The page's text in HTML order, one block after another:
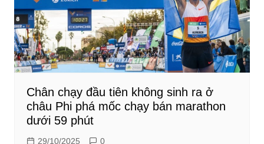
Chân chạy đầu tiên không sinh ra ở
châu Phi phá mốc chạy bán marathon
dưới 59 phút
29/10/2025 0